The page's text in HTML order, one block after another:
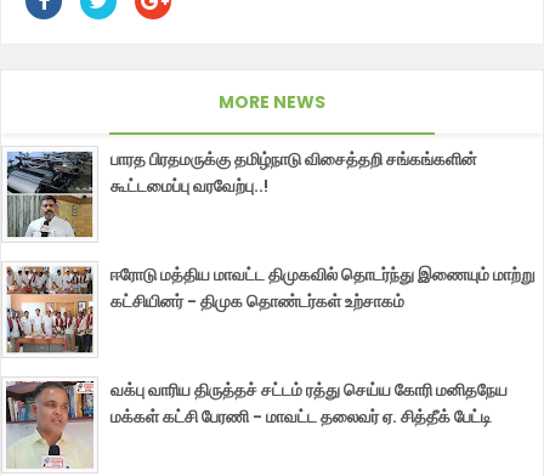
MORE NEWS
பாரத பிரதமருக்கு தமிழ்நாடு விசைத்தறி சங்கங்களின்
கூட்டமைப்பு வரவேற்பு..!
ஈரோடு மத்திய மாவட்ட திமுகவில் தொடர்ந்து இணையும் மாற்று
கட்சியினர் - திமுக தொண்டர்கள் உற்சாகம்
வக்பு வாரிய திருத்தச் சட்டம் ரத்து செய்ய கோரி மனிதநேய
மக்கள் கட்சி பேரணி - மாவட்ட தலைவர் ஏ. சித்தீக் பேட்டி